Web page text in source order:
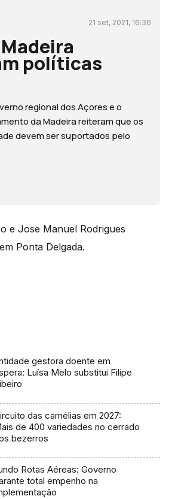
21 set, 2021, 16:36
políticas
regional dos Açores e o
da Madeira reiteram que os
devem ser suportados pelo
e Jose Manuel Rodrigues
Ponta Delgada.
gestora doente em
Luísa Melo substitui Filipe
das camélias em 2027:
de 400 variedades no cerrado
bezerros
Rotas Aéreas: Governo
total empenho na